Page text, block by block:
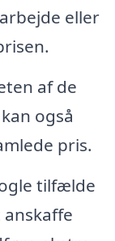
eller
af de
også
pris.
tilfælde